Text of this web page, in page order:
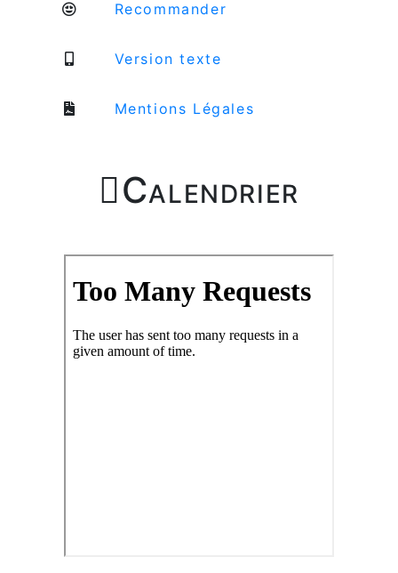
Recommander
Version texte
Mentions Légales
Calendrier